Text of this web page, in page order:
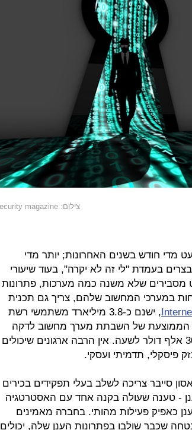
צילום: Security magazine
מדי חודש בשנים האחרונות; יותר מדי
בעמדת "לי זה לא יקרה", בעוד שיעורי
מסבירים שלא משנה כמה מערכות, פתרונות
במערכי המחשוב שלהם, צריך גם תכנית
, ישנם כ-3.8 מיליארד משתמשי רשת
הממוצעת של השבתת מערך מחשוב לדקה
או כ-300 אלף דולר לשעה. אין הרבה ארגונים שיכולים
פיסקלי, תדמיתי ועסקי.
סייבר צריכה לשלב בעלי תפקידים בכירים
ענן - טענה שעולה בקנה אחד עם האסטרטגיה
כאפיק פעילות מהותי. בחברה מאמינים
שכבר שולבו בפתרונות הענן שלה, יכולים